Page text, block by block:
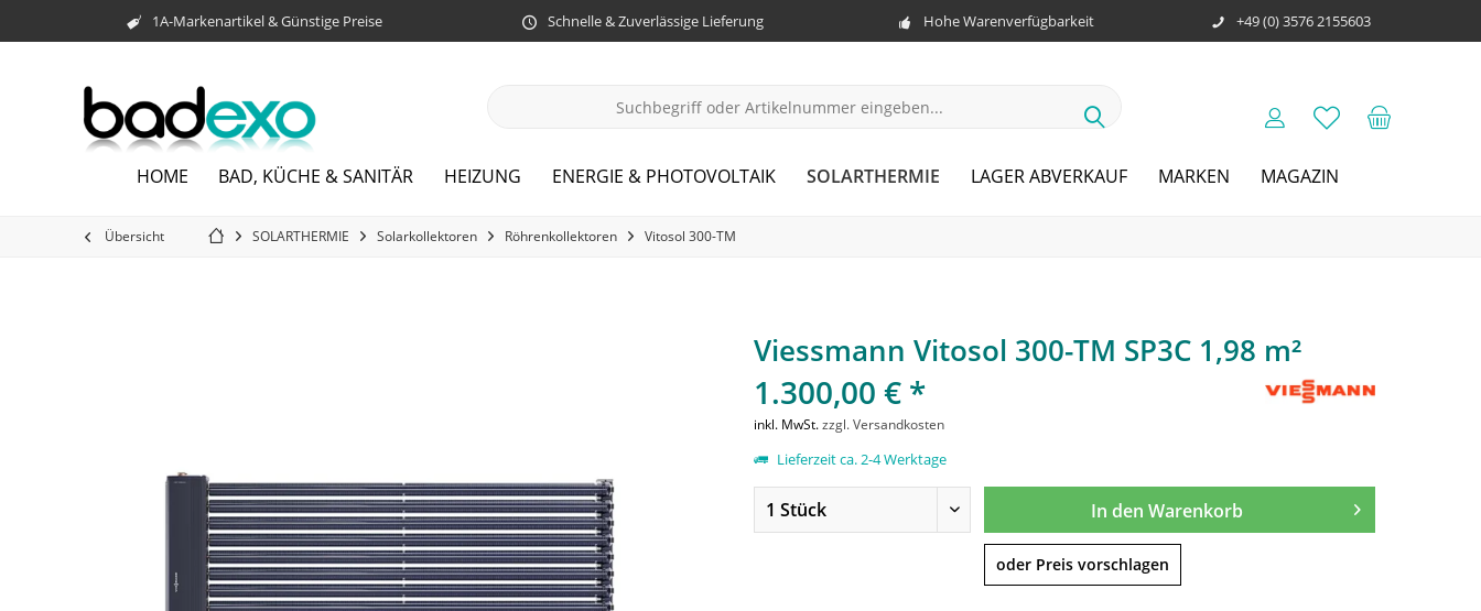
1A-Markenartikel & Günstige Preise Schnelle & Zuverlässige Lieferung Hohe Warenverfügbarkeit +49 (0) 3576 2155603
HOME BAD, KÜCHE & SANITÄR HEIZUNG ENERGIE & PHOTOVOLTAIK SOLARTHERMIE LAGER ABVERKAUF MARKEN MAGAZIN
Übersicht SOLARTHERMIE Solarkollektoren Röhrenkollektoren Vitosol 300-TM
Viessmann Vitosol 300-TM SP3C 1,98 m²
1.300,00 € *
inkl. MwSt.zzgl. Versandkosten
Lieferzeit ca. 2-4 Werktage
In den Warenkorb
oder Preis vorschlagen